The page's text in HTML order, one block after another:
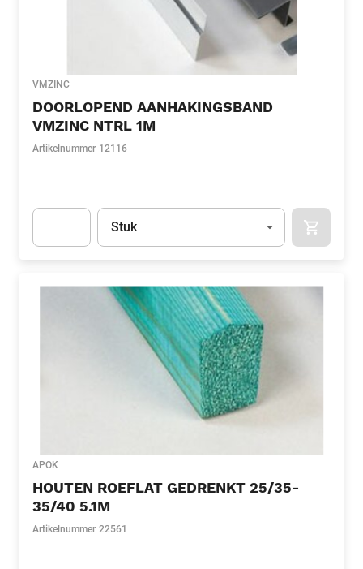
VMZINC
DOORLOPEND AANHAKINGSBAND
VMZINC NTRL 1M
Artikelnummer 12116
Eenheid
Stuk
APOK
HOUTEN ROEFLAT GEDRENKT 25/35-
35/40 5.1M
Artikelnummer 22561